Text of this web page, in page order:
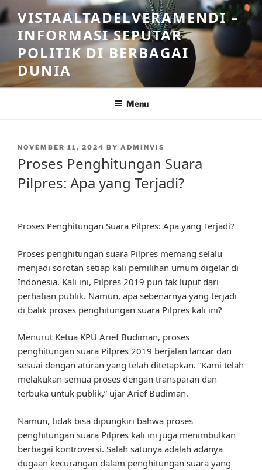
Skip
to
content
VISTAALTADELVERAMENDI –
INFORMASI SEPUTAR
POLITIK DI BERBAGAI
DUNIA
Menu
POSTED
NOVEMBER 11, 2024 BY ADMINVIS
Proses Penghitungan Suara
Pilpres: Apa yang Terjadi?
Proses Penghitungan Suara Pilpres: Apa yang Terjadi?
Proses penghitungan suara Pilpres memang selalu
menjadi sorotan setiap kali pemilihan umum digelar di
Indonesia. Kali ini, Pilpres 2019 pun tak luput dari
perhatian publik. Namun, apa sebenarnya yang terjadi
di balik proses penghitungan suara Pilpres kali ini?
Menurut Ketua KPU Arief Budiman, proses
penghitungan suara Pilpres 2019 berjalan lancar dan
sesuai dengan aturan yang telah ditetapkan. “Kami telah
melakukan semua proses dengan transparan dan
terbuka untuk publik,” ujar Arief Budiman.
Namun, tidak bisa dipungkiri bahwa proses
penghitungan suara Pilpres kali ini juga menimbulkan
berbagai kontroversi. Salah satunya adalah adanya
dugaan kecurangan dalam penghitungan suara yang